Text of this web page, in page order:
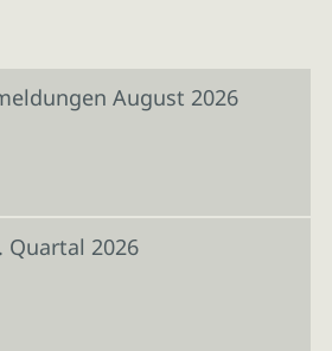
August 2026
Quartal 2026